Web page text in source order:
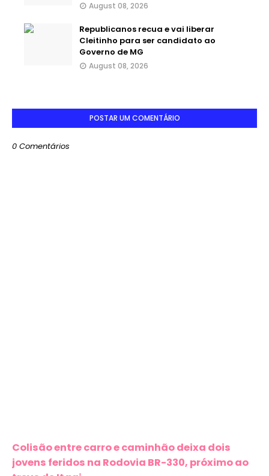
August 08, 2026
Republicanos recua e vai liberar
Cleitinho para ser candidato ao
Governo de MG
August 08, 2026
POSTAR UM COMENTÁRIO
0 Comentários
Colisão entre carro e caminhão deixa dois
jovens feridos na Rodovia BR-330, próximo ao